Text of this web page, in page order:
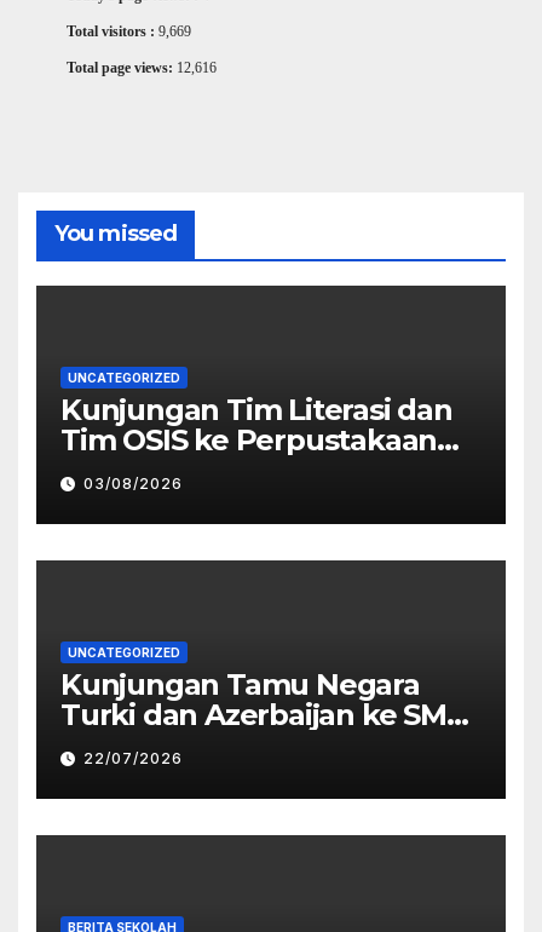
Total visitors : 9,669
Total page views: 12,616
You missed
UNCATEGORIZED
Kunjungan Tim Literasi dan
Tim OSIS ke Perpustakaan
Daerah Bojonegoro
03/08/2026
UNCATEGORIZED
Kunjungan Tamu Negara
Turki dan Azerbaijan ke SMP
Negeri 1 Bojonegoro
22/07/2026
BERITA SEKOLAH